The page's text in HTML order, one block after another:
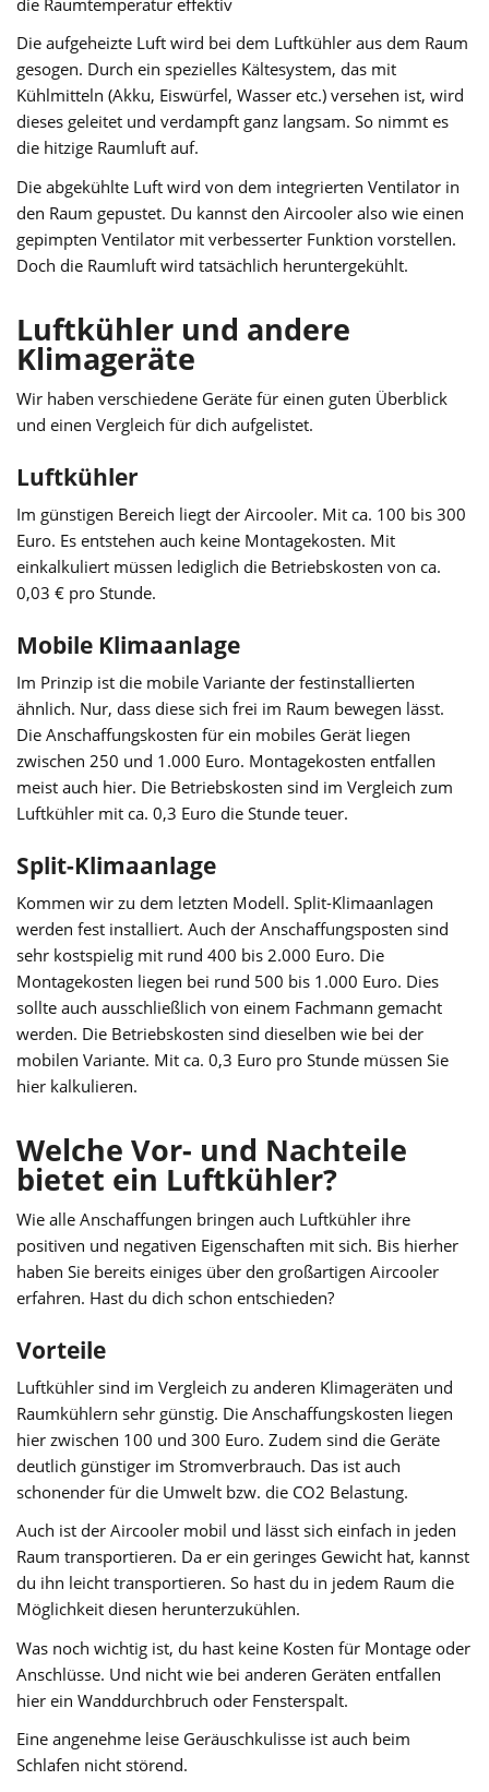
Die aufgeheizte Luft wird bei dem Luftkühler aus dem Raum
gesogen. Durch ein spezielles Kältesystem, das mit
Kühlmitteln (Akku, Eiswürfel, Wasser etc.) versehen ist, wird
dieses geleitet und verdampft ganz langsam. So nimmt es
die hitzige Raumluft auf.
Die abgekühlte Luft wird von dem integrierten Ventilator in
den Raum gepustet. Du kannst den Aircooler also wie einen
gepimpten Ventilator mit verbesserter Funktion vorstellen.
Doch die Raumluft wird tatsächlich heruntergekühlt.
Luftkühler und andere
Klimageräte
Wir haben verschiedene Geräte für einen guten Überblick
und einen Vergleich für dich aufgelistet.
Luftkühler
Im günstigen Bereich liegt der Aircooler. Mit ca. 100 bis 300
Euro. Es entstehen auch keine Montagekosten. Mit
einkalkuliert müssen lediglich die Betriebskosten von ca.
0,03 € pro Stunde.
Mobile Klimaanlage
Im Prinzip ist die mobile Variante der festinstallierten
ähnlich. Nur, dass diese sich frei im Raum bewegen lässt.
Die Anschaffungskosten für ein mobiles Gerät liegen
zwischen 250 und 1.000 Euro. Montagekosten entfallen
meist auch hier. Die Betriebskosten sind im Vergleich zum
Luftkühler mit ca. 0,3 Euro die Stunde teuer.
Split-Klimaanlage
Kommen wir zu dem letzten Modell. Split-Klimaanlagen
werden fest installiert. Auch der Anschaffungsposten sind
sehr kostspielig mit rund 400 bis 2.000 Euro. Die
Montagekosten liegen bei rund 500 bis 1.000 Euro. Dies
sollte auch ausschließlich von einem Fachmann gemacht
werden. Die Betriebskosten sind dieselben wie bei der
mobilen Variante. Mit ca. 0,3 Euro pro Stunde müssen Sie
hier kalkulieren.
Welche Vor- und Nachteile
bietet ein Luftkühler?
Wie alle Anschaffungen bringen auch Luftkühler ihre
positiven und negativen Eigenschaften mit sich. Bis hierher
haben Sie bereits einiges über den großartigen Aircooler
erfahren. Hast du dich schon entschieden?
Vorteile
Luftkühler sind im Vergleich zu anderen Klimageräten und
Raumkühlern sehr günstig. Die Anschaffungskosten liegen
hier zwischen 100 und 300 Euro. Zudem sind die Geräte
deutlich günstiger im Stromverbrauch. Das ist auch
schonender für die Umwelt bzw. die CO2 Belastung.
Auch ist der Aircooler mobil und lässt sich einfach in jeden
Raum transportieren. Da er ein geringes Gewicht hat, kannst
du ihn leicht transportieren. So hast du in jedem Raum die
Möglichkeit diesen herunterzukühlen.
Was noch wichtig ist, du hast keine Kosten für Montage oder
Anschlüsse. Und nicht wie bei anderen Geräten entfallen
hier ein Wanddurchbruch oder Fensterspalt.
Eine angenehme leise Geräuschkulisse ist auch beim
Schlafen nicht störend.